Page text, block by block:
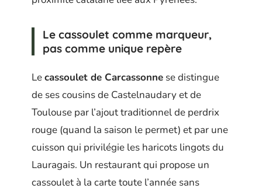
Le cassoulet comme marqueur,
pas comme unique repère
Lecassoulet de Carcassonne se distingue
de ses cousins de Castelnaudary et de
Toulouse par l’ajout traditionnel de perdrix
rouge (quand la saison le permet) et par une
cuisson qui privilégie les haricots lingots du
Lauragais. Un restaurant qui propose un
cassoulet à la carte toute l’année sans